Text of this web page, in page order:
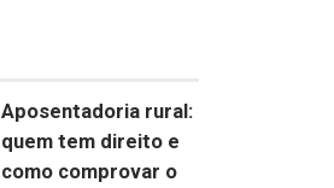
Aposentadoria rural:
quem tem direito e
como comprovar o